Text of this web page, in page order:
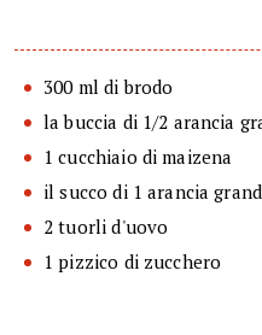
300 ml di brodo
la buccia di 1/2 arancia
1 cucchiaio di maizena
il succo di 1 arancia
2 tuorli d'uovo
1 pizzico di zucchero